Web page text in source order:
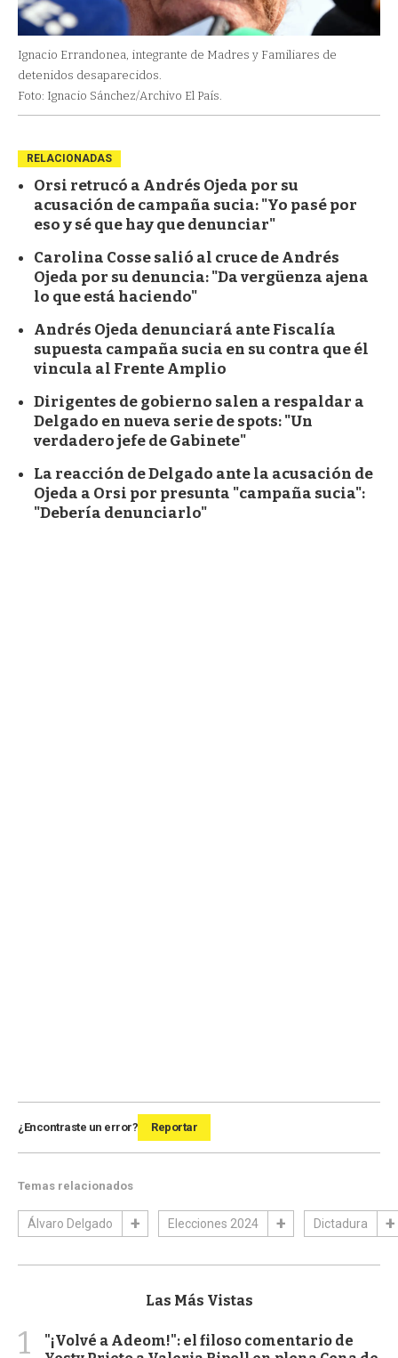
Ignacio Errandonea, integrante de Madres y Familiares de
detenidos desaparecidos.
Foto: Ignacio Sánchez/Archivo El País.
RELACIONADAS
Orsi retrucó a Andrés Ojeda por su
acusación de campaña sucia: "Yo pasé por
eso y sé que hay que denunciar"
Carolina Cosse salió al cruce de Andrés
Ojeda por su denuncia: "Da vergüenza ajena
lo que está haciendo"
Andrés Ojeda denunciará ante Fiscalía
supuesta campaña sucia en su contra que él
vincula al Frente Amplio
Dirigentes de gobierno salen a respaldar a
Delgado en nueva serie de spots: "Un
verdadero jefe de Gabinete"
La reacción de Delgado ante la acusación de
Ojeda a Orsi por presunta "campaña sucia":
"Debería denunciarlo"
¿Encontraste un error? Reportar
Temas relacionados
Álvaro Delgado Elecciones 2024 Dictadura
Las Más Vistas
1
"¡Volvé a Adeom!": el filoso comentario de